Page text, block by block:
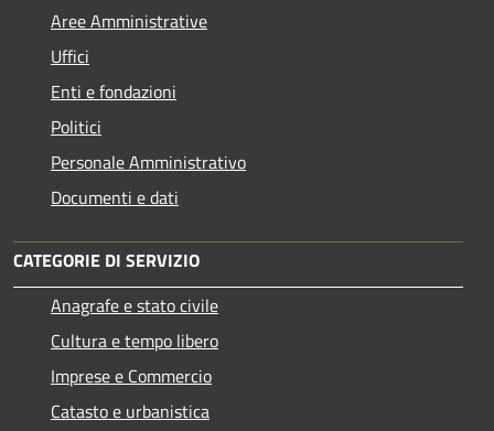
Aree Amministrative
Uffici
Enti e fondazioni
Politici
Personale Amministrativo
Documenti e dati
CATEGORIE DI SERVIZIO
Anagrafe e stato civile
Cultura e tempo libero
Imprese e Commercio
Catasto e urbanistica